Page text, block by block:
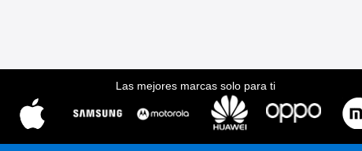
Las mejores marcas solo para ti